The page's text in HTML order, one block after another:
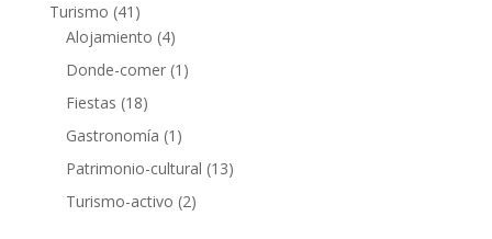
Turismo (41)
Alojamiento (4)
Donde-comer(1)
Fiestas (18)
Gastronomía (1)
Patrimonio-cultural (13)
Turismo-activo (2)